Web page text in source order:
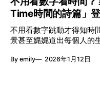
「不同」能力與特質，當
發，偏見與界線，也自然被藝術溶化。
節目包括: 2月27日至3月1日：帕拉管弦樂團《無邊狂想曲》/
音樂‧舞
言搬離傳統店舖，放進公
件，而是一場可以與他人一同經
「時間詩集」 走進展場尤如翻開一本時間詩集，藉由不同主
題呈現時間的無限想像。
由單純的機械與數字堆砌
精湛的製錶技術與敘事美
報時的功能，而是把稍縱
Time時間的詩篇」
不用看數字跳動才得知時
景甚至娓娓道出每個人的
詩篇」展覽，邀請大家走
By emily 2026年1月12日